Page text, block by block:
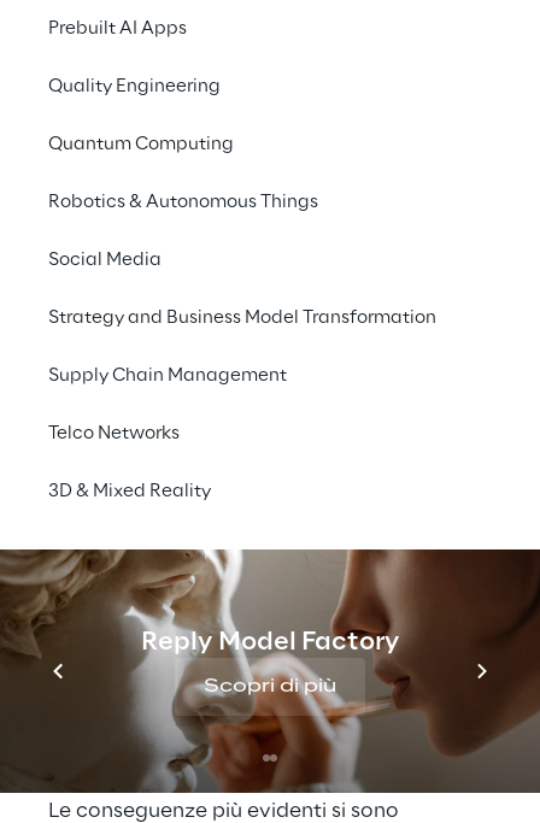
Prebuilt AI Apps
Quality Engineering
Quantum Computing
Robotics & Autonomous Things
Social Media
Strategy and Business Model Transformation
Supply Chain Management
Telco Networks
3D & Mixed Reality
Reply Model Factory
Scopri di più
Conclusioni
L'incidente di
case reale
del software CrowdStrike Falcon (una delle
mondo) ha causato una significativa
che le organizzazioni devono affrontare nel
bilanciare la sicurezza informatica con la
stabilità operativa. Questo incidente ha
avuto un impatto su circa 8,5 milioni di
sistemi Microsoft Windows che utilizzavano
questa soluzione. I sistemi Linux e macOS
non sono stati interessati.
Le conseguenze più evidenti si sono